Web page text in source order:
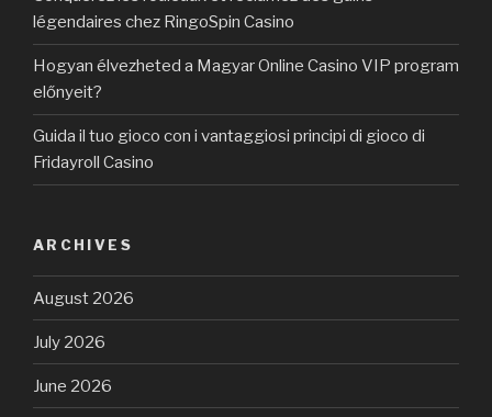
légendaires chez RingoSpin Casino
Hogyan élvezheted a Magyar Online Casino VIP program
előnyeit?
Guida il tuo gioco con i vantaggiosi principi di gioco di
Fridayroll Casino
ARCHIVES
August 2026
July 2026
June 2026